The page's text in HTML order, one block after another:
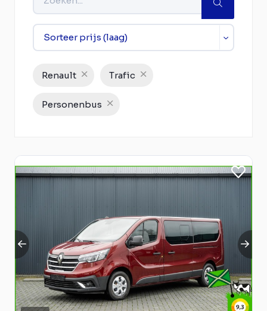
Renault Trafic
Personenbus